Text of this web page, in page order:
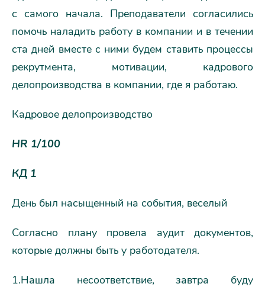
с самого начала. Преподаватели согласились
помочь наладить работу в компании и в течении
ста дней вместе с ними будем ставить процессы
рекрутмента, мотивации, кадрового
делопроизводства в компании, где я работаю.
Кадровое делопроизводство
HR 1/100
КД 1
День был насыщенный на события, веселый
Согласно плану провела аудит документов,
которые должны быть у работодателя.
1.Нашла несоответствие, завтра буду